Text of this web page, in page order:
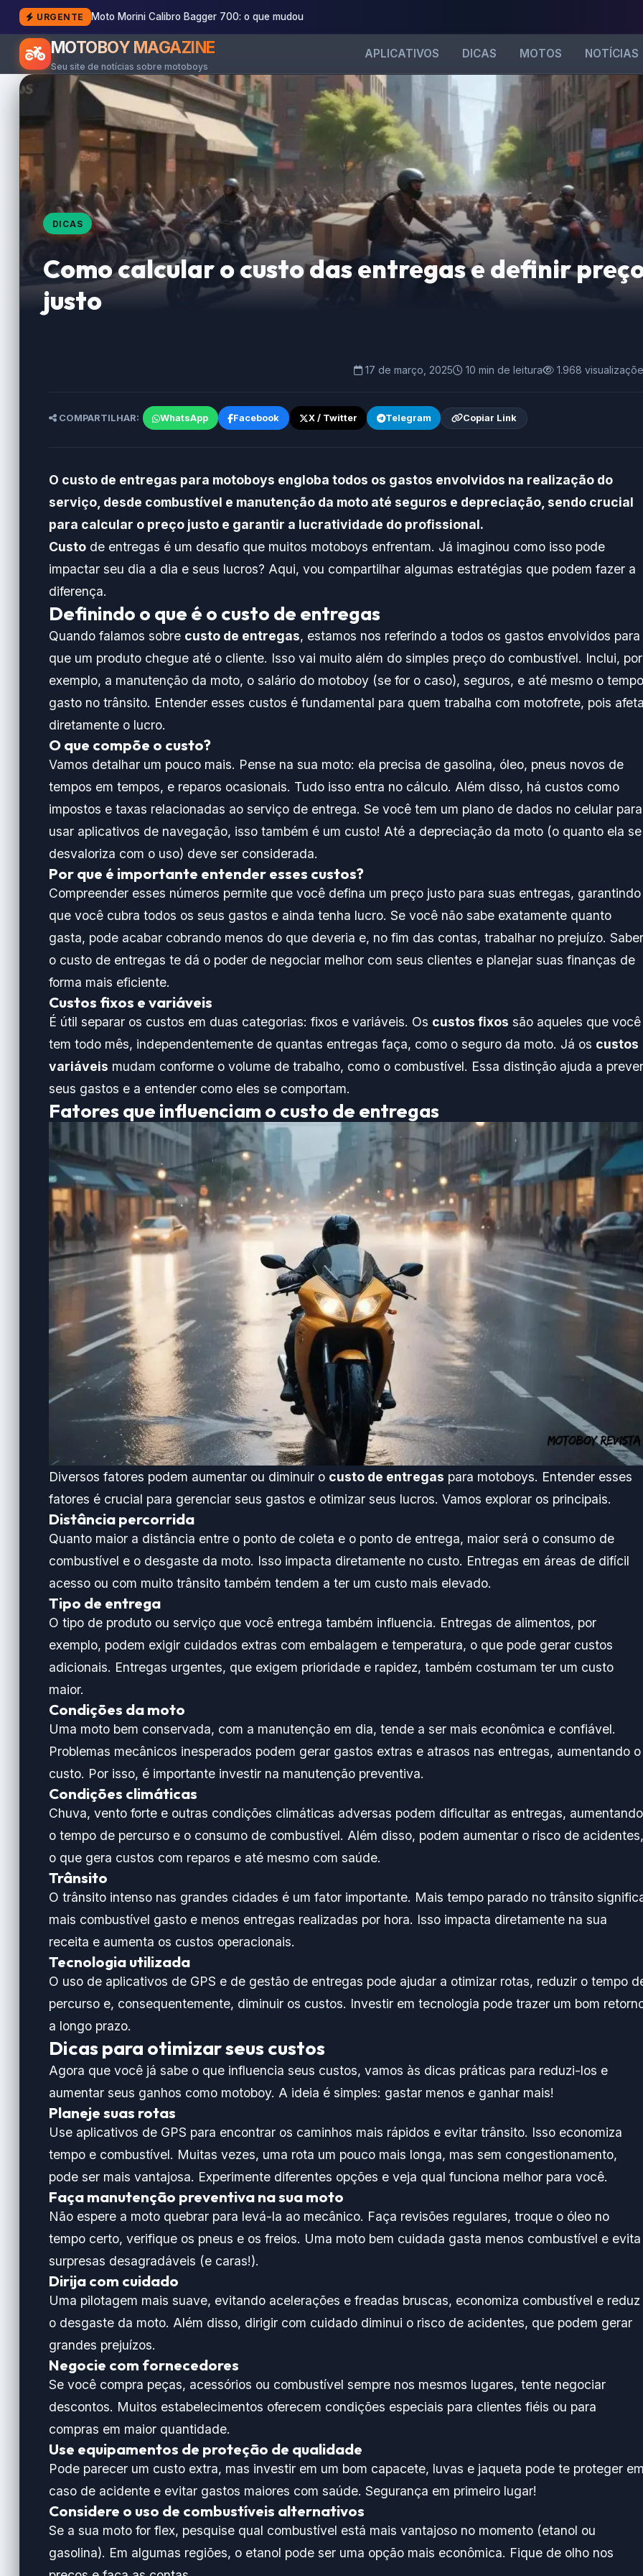
URGENTE Moto Morini Calibro Bagger 700: o que mudou
MOTOBOY MAGAZINE
Seu site de notícias sobre motoboys
APLICATIVOS DICAS MOTOS NOTÍCIAS
DICAS
Como calcular o custo das entregas e definir
justo
17 de março, 2025 10 min de leitura 1.968
COMPARTILHAR: WhatsApp Facebook X / Twitter Telegram Copiar Link
O custo de entregas para motoboys engloba todos os gastos envolvidos na realização do
serviço, desde combustível e manutenção da moto até seguros e depreciação, sendo crucial
para calcular o preço justo e garantir a lucratividade do profissional.
Custode entregas é um desafio que muitos motoboys enfrentam. Já imaginou como isso pode
impactar seu dia a dia e seus lucros? Aqui, vou compartilhar algumas estratégias que podem fazer a
diferença.
Definindo o que é o custo de entregas
Quando falamos sobre custo de entregas, estamos nos referindo a todos os gastos envolvidos para
que um produto chegue até o cliente. Isso vai muito além do simples preço do combustível. Inclui, por
exemplo, a manutenção da moto, o salário do motoboy (se for o caso), seguros, e até mesmo o tempo
gasto no trânsito. Entender esses custos é fundamental para quem trabalha com motofrete, pois
diretamente o lucro.
O que compõe o custo?
Vamos detalhar um pouco mais. Pense na sua moto: ela precisa de gasolina, óleo, pneus novos de
tempos em tempos, e reparos ocasionais. Tudo isso entra no cálculo. Além disso, há custos como
impostos e taxas relacionadas ao serviço de entrega. Se você tem um plano de dados no celular para
usar aplicativos de navegação, isso também é um custo! Até a depreciação da moto (o quanto ela se
desvaloriza com o uso) deve ser considerada.
Por que é importante entender esses custos?
Compreender esses números permite que você defina um preço justo para suas entregas, garantindo
que você cubra todos os seus gastos e ainda tenha lucro. Se você não sabe exatamente quanto
gasta, pode acabar cobrando menos do que deveria e, no fim das contas, trabalhar no prejuízo. Saber
o custo de entregas te dá o poder de negociar melhor com seus clientes e planejar suas finanças de
forma mais eficiente.
Custos fixos e variáveis
É útil separar os custos em duas categorias: fixos e variáveis. Os custos fixos são aqueles que você
tem todo mês, independentemente de quantas entregas faça, como o seguro da moto. Já os custos
variáveis mudam conforme o volume de trabalho, como o combustível. Essa distinção ajuda a prever
seus gastos e a entender como eles se comportam.
Fatores que influenciam o custo de entregas
Diversos fatores podem aumentar ou diminuir o custo de entregas para motoboys. Entender esses
fatores é crucial para gerenciar seus gastos e otimizar seus lucros. Vamos explorar os principais.
Distância percorrida
Quanto maior a distância entre o ponto de coleta e o ponto de entrega, maior será o consumo de
combustível e o desgaste da moto. Isso impacta diretamente no custo. Entregas em áreas de difícil
acesso ou com muito trânsito também tendem a ter um custo mais elevado.
Tipo de entrega
O tipo de produto ou serviço que você entrega também influencia. Entregas de alimentos, por
exemplo, podem exigir cuidados extras com embalagem e temperatura, o que pode gerar custos
adicionais. Entregas urgentes, que exigem prioridade e rapidez, também costumam ter um custo
maior.
Condições da moto
Uma moto bem conservada, com a manutenção em dia, tende a ser mais econômica e confiável.
Problemas mecânicos inesperados podem gerar gastos extras e atrasos nas entregas, aumentando o
custo. Por isso, é importante investir na manutenção preventiva.
Condições climáticas
Chuva, vento forte e outras condições climáticas adversas podem dificultar as entregas, aumentando
o tempo de percurso e o consumo de combustível. Além disso, podem aumentar o risco de acidentes,
o que gera custos com reparos e até mesmo com saúde.
Trânsito
O trânsito intenso nas grandes cidades é um fator importante. Mais tempo parado no trânsito
mais combustível gasto e menos entregas realizadas por hora. Isso impacta diretamente na sua
receita e aumenta os custos operacionais.
Tecnologia utilizada
O uso de aplicativos de GPS e de gestão de entregas pode ajudar a otimizar rotas, reduzir o tempo
percurso e, consequentemente, diminuir os custos. Investir em tecnologia pode trazer um bom
a longo prazo.
Dicas para otimizar seus custos
Agora que você já sabe o que influencia seus custos, vamos às dicas práticas para reduzi-los e
aumentar seus ganhos como motoboy. A ideia é simples: gastar menos e ganhar mais!
Planeje suas rotas
Use aplicativos de GPS para encontrar os caminhos mais rápidos e evitar trânsito. Isso economiza
tempo e combustível. Muitas vezes, uma rota um pouco mais longa, mas sem congestionamento,
pode ser mais vantajosa. Experimente diferentes opções e veja qual funciona melhor para você.
Faça manutenção preventiva na sua moto
Não espere a moto quebrar para levá-la ao mecânico. Faça revisões regulares, troque o óleo no
tempo certo, verifique os pneus e os freios. Uma moto bem cuidada gasta menos combustível e evita
surpresas desagradáveis (e caras!).
Dirija com cuidado
Uma pilotagem mais suave, evitando acelerações e freadas bruscas, economiza combustível e reduz
o desgaste da moto. Além disso, dirigir com cuidado diminui o risco de acidentes, que podem gerar
grandes prejuízos.
Negocie com fornecedores
Se você compra peças, acessórios ou combustível sempre nos mesmos lugares, tente negociar
descontos. Muitos estabelecimentos oferecem condições especiais para clientes fiéis ou para
compras em maior quantidade.
Use equipamentos de proteção de qualidade
Pode parecer um custo extra, mas investir em um bom capacete, luvas e jaqueta pode te proteger
caso de acidente e evitar gastos maiores com saúde. Segurança em primeiro lugar!
Considere o uso de combustíveis alternativos
Se a sua moto for flex, pesquise qual combustível está mais vantajoso no momento (etanol ou
gasolina). Em algumas regiões, o etanol pode ser uma opção mais econômica. Fique de olho nos